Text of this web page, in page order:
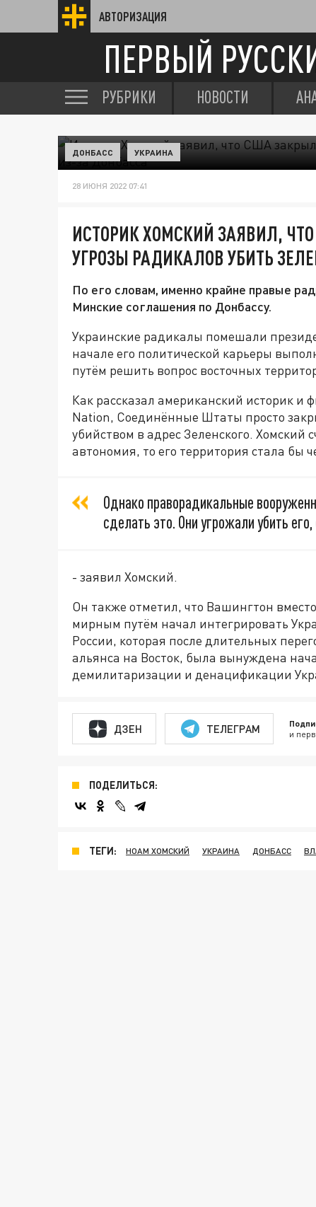
АВТОРИЗАЦИЯ
ПЕРВЫЙ
РУБРИКИ НОВОСТИ
ДОНБАСС УКРАИНА
28 ИЮНЯ 2022 07:41
ИСТОРИК ХОМСКИЙ ЗАЯВИЛ,
УГРОЗЫ РАДИКАЛОВ УБИТЬ
По его словам, именно крайне правые
Минские соглашения по Донбассу.
Украинские радикалы помешали
начале его политической карьеры
путём решить вопрос восточных
Как рассказал американский историк и
Nation, Соединённые Штаты просто
убийством в адрес Зеленского. Хомский
автономия, то его территория стала
Однако праворадикальные
сделать это. Они угрожали убить
- заявил Хомский.
Он также отметил, что Вашингтон
мирным путём начал интегрировать
России, которая после длительных
альянса на Восток, была вынуждена
демилитаризации и денацификации
ДЗЕН ТЕЛЕГРАМ и
ПОДЕЛИТЬСЯ:
ТЕГИ: НОАМ ХОМСКИЙ УКРАИНА ДОНБАСС